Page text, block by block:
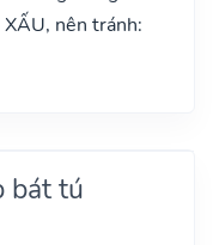
nên tránh:
bát tú